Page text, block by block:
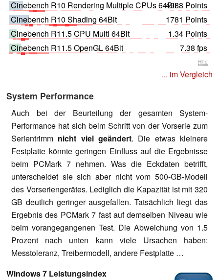
Cinebench R10 Rendering Multiple CPUs 64Bit4988 Points
Cinebench R10 Shading 64Bit
1781 Points
Cinebench R11.5 CPU Multi 64Bit
1.34 Points
Cinebench R11.5 OpenGL 64Bit
7.38 fps
Hilfe
... im Vergleich
System Performance
Auch bei der Beurteilung der gesamten System-
Performance hat sich beim Schritt von der Vorserie zum
Serientrimm nicht viel geändert. Die etwas kleinere
Festplatte könnte geringen Einfluss auf die Ergebnisse
beim PCMark 7 nehmen. Was die Eckdaten betrifft,
unterscheidet sie sich aber nicht vom 500-GB-Modell
des Vorseriengerätes. Lediglich die Kapazität ist mit 320
GB deutlich geringer ausgefallen. Tatsächlich liegt das
Ergebnis des PCMark 7 fast auf demselben Niveau wie
beim vorangegangenen Test. Die Abweichung von 1.5
Prozent nach unten kann viele Ursachen haben:
Messtoleranz, Treibermodell, andere Festplatte …
Windows 7 Leistungsindex